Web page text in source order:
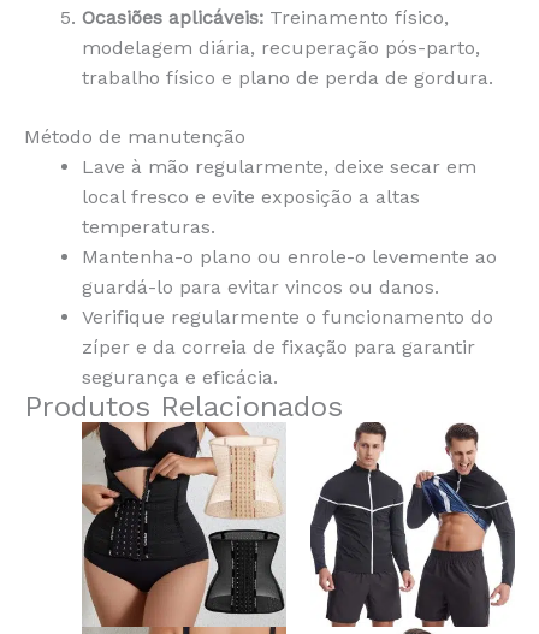
Ocasiões aplicáveis: Treinamento físico,
modelagem diária, recuperação pós-parto,
trabalho físico e plano de perda de gordura.
Método de manutenção
Lave à mão regularmente, deixe secar em
local fresco e evite exposição a altas
temperaturas.
Mantenha-o plano ou enrole-o levemente ao
guardá-lo para evitar vincos ou danos.
Verifique regularmente o funcionamento do
zíper e da correia de fixação para garantir
segurança e eficácia.
Produtos Relacionados
This
product
has
multiple
variants.
The
options
has
The